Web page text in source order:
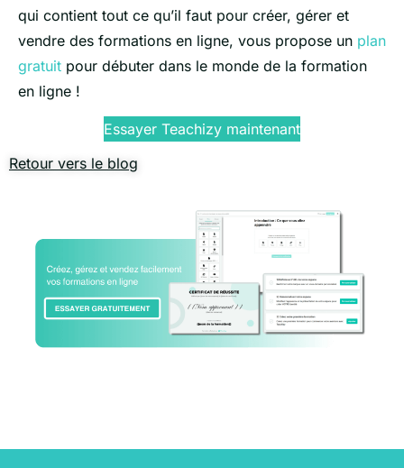
qui contient tout ce qu’il faut pour créer, gérer et
vendre des formations en ligne, vous propose un plan
gratuit pour débuter dans le monde de la formation
en ligne !
Essayer Teachizy maintenant
Retour vers le blog